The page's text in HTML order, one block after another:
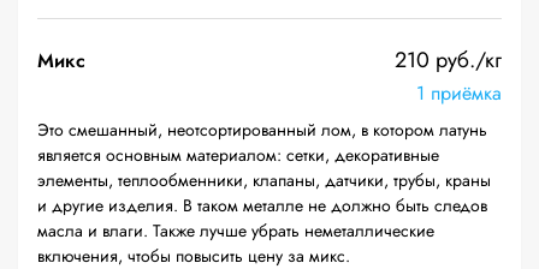
Микс 210 руб./кг
1 приёмка
Это смешанный, неотсортированный лом, в котором латунь
является основным материалом: сетки, декоративные
элементы, теплообменники, клапаны, датчики, трубы, краны
и другие изделия. В таком металле не должно быть следов
масла и влаги. Также лучше убрать неметаллические
включения, чтобы повысить цену за микс.